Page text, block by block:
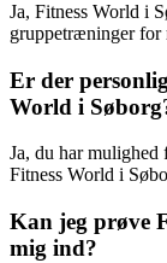
Ja, Fitness World i
gruppetræninger for
Er der
World i
Ja, du har
Fitness World i
Kan jeg prøve
mig ind?